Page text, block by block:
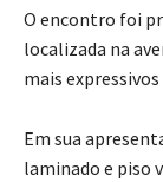
O encontro foi
localizada na
mais
Em sua
laminado e piso